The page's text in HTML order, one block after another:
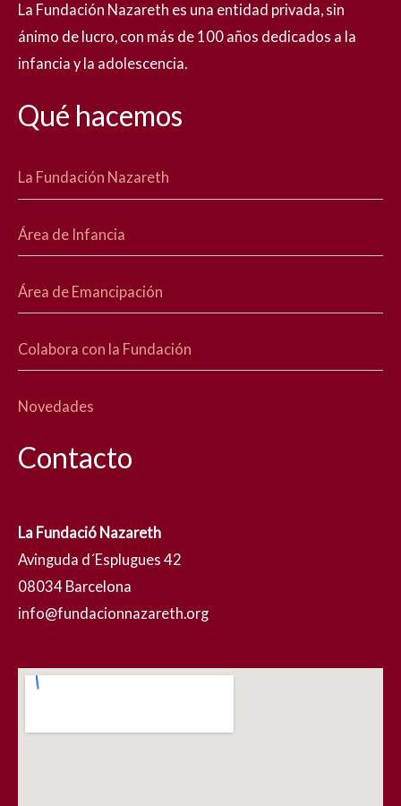
La Fundación Nazareth es una entidad privada, sin
ánimo de lucro, con más de 100 años dedicados a la
infancia y la adolescencia.
Qué hacemos
La Fundación Nazareth
Área de Infancia
Área de Emancipación
Colabora con la Fundación
Novedades
Contacto
La Fundació Nazareth
Avinguda d´Esplugues 42
08034 Barcelona
info@fundacionnazareth.org